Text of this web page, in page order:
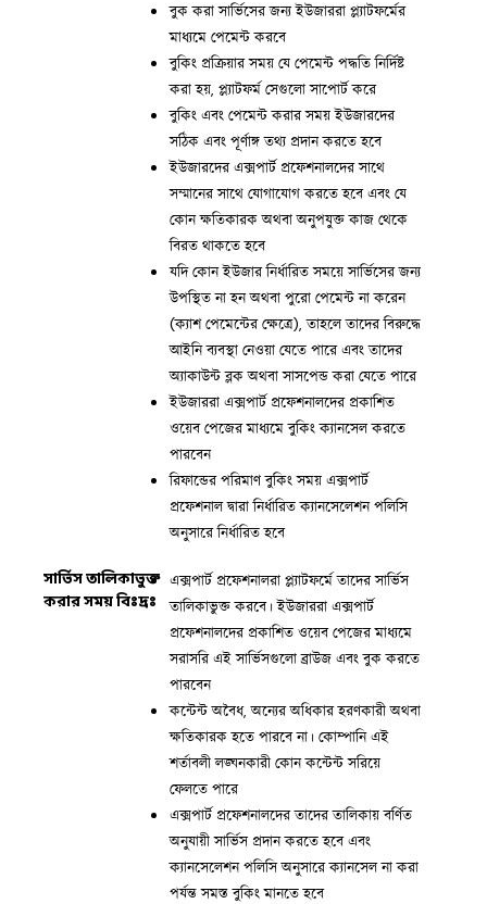
বুক করা সার্ভিসের জন্য ইউজাররা প্ল্যাটফর্মের
মাধ্যমে পেমেন্ট করবে
বুকিং প্রক্রিয়ার সময় যে পেমেন্ট পদ্ধতি নির্দিষ্ট
করা হয়, প্ল্যাটফর্ম সেগুলো সাপোর্ট করে
বুকিং এবং পেমেন্ট করার সময় ইউজারদের
সঠিক এবং পূর্ণাঙ্গ তথ্য প্রদান করতে হবে
ইউজারদের এক্সপার্ট প্রফেশনালদের সাথে
সম্মানের সাথে যোগাযোগ করতে হবে এবং যে
কোন ক্ষতিকারক অথবা অনুপযুক্ত কাজ থেকে
বিরত থাকতে হবে
যদি কোন ইউজার নির্ধারিত সময়ে সার্ভিসের জন্য
উপস্থিত না হন অথবা পুরো পেমেন্ট না করেন
(ক্যাশ পেমেন্টের ক্ষেত্রে), তাহলে তাদের বিরুদ্ধে
আইনি ব্যবস্থা নেওয়া যেতে পারে এবং তাদের
অ্যাকাউন্ট ব্লক অথবা সাসপেন্ড করা যেতে পারে
ইউজাররা এক্সপার্ট প্রফেশনালদের প্রকাশিত
ওয়েব পেজের মাধ্যমে বুকিং ক্যানসেল করতে
পারবেন
রিফান্ডের পরিমাণ বুকিং সময় এক্সপার্ট
প্রফেশনাল দ্বারা নির্ধারিত ক্যানসেলেশন পলিসি
অনুসারে নির্ধারিত হবে
সার্ভিস তালিকাভুক্ত
করার সময় বিঃদ্রঃ
এক্সপার্ট প্রফেশনালরা প্ল্যাটফর্মে তাদের সার্ভিস
তালিকাভুক্ত করবে। ইউজাররা এক্সপার্ট
প্রফেশনালদের প্রকাশিত ওয়েব পেজের মাধ্যমে
সরাসরি এই সার্ভিসগুলো ব্রাউজ এবং বুক করতে
পারবেন
কন্টেন্ট অবৈধ, অন্যের অধিকার হরণকারী অথবা
ক্ষতিকারক হতে পারবে না। কোম্পানি এই
শর্তাবলী লঙ্ঘনকারী কোন কন্টেন্ট সরিয়ে
ফেলতে পারে
এক্সপার্ট প্রফেশনালদের তাদের তালিকায় বর্ণিত
অনুযায়ী সার্ভিস প্রদান করতে হবে এবং
ক্যানসেলেশন পলিসি অনুসারে ক্যানসেল না করা
পর্যন্ত সমস্ত বুকিং মানতে হবে